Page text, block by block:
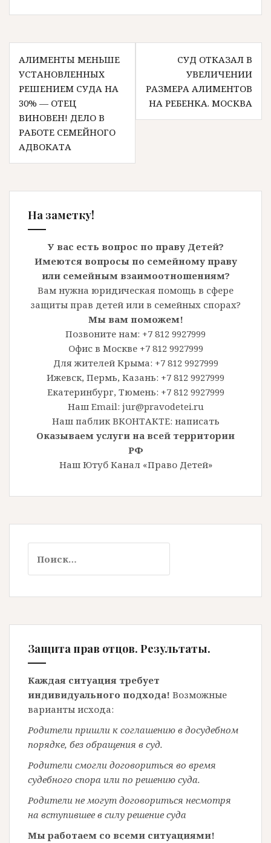
Навигация
по
записям
АЛИМЕНТЫ МЕНЬШЕ
УСТАНОВЛЕННЫХ
РЕШЕНИЕМ СУДА НА
30% — ОТЕЦ
ВИНОВЕН! ДЕЛО В
РАБОТЕ СЕМЕЙНОГО
АДВОКАТА
СУД ОТКАЗАЛ В
УВЕЛИЧЕНИИ
РАЗМЕРА АЛИМЕНТОВ
НА РЕБЕНКА. МОСКВА
На заметку!
У вас есть вопрос по праву Детей?
Имеются вопросы по семейному праву
или семейным взаимоотношениям?
Вам нужна юридическая помощь в сфере
защиты прав детей или в семейных спорах?
Мы вам поможем!
Позвоните нам: +7 812 9927999
Офис в Москве +7 812 9927999
Для жителей Крыма: +7 812 9927999
Ижевск, Пермь, Казань: +7 812 9927999
Екатеринбург, Тюмень: +7 812 9927999
Наш Email: jur@pravodetei.ru
Наш паблик ВКОНТАКТЕ: написать
Оказываем услуги на всей территории
РФ
Наш Ютуб Канал «Право Детей»
Защита прав отцов. Результаты.
Каждая ситуация требует
индивидуального подхода! Возможные
варианты исхода:
Родители пришли к соглашению в досудебном
порядке, без обращения в суд.
Родители смогли договориться во время
судебного спора или по решению суда.
Родители не могут договориться несмотря
на вступившее в силу решение суда
Мы работаем со всеми ситуациями!